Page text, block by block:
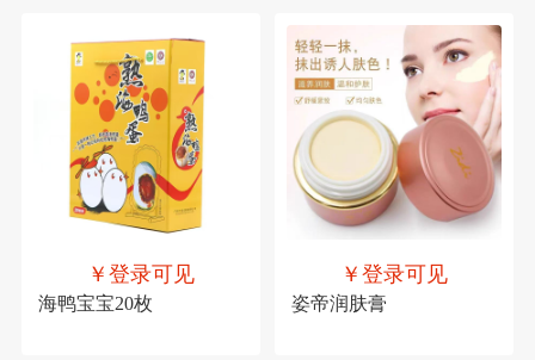
￥登录可见
海鸭宝宝20枚
￥登录可见
姿帝润肤膏